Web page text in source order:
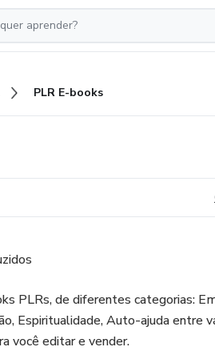
PLR E-books
PLRs, de diferentes categorias:
Espiritualidade, Auto-ajuda entre
você editar e vender.